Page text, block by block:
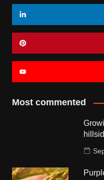
Most commented